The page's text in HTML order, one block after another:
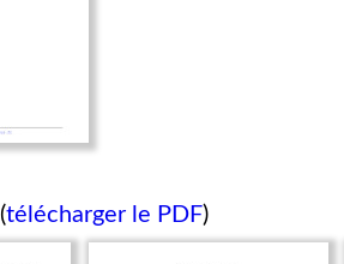
(télécharger le PDF)